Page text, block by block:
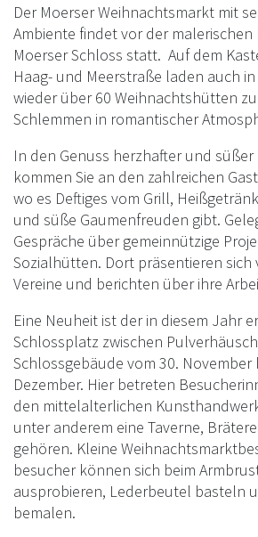
Der Moerser Weihnachtsmarkt mit
Ambiente findet vor der malerischen
Moerser Schloss statt. Auf dem
Haag- und Meerstraße laden auch
wieder über 60 Weihnachtshütten
Schlemmen in romantischer
In den Genuss herzhafter und
kommen Sie an den zahlreichen
wo es Deftiges vom Grill,
und süße Gaumenfreuden gibt.
Gespräche über gemeinnützige
Sozialhütten. Dort präsentieren sich
Vereine und berichten über ihre
Eine Neuheit ist der in diesem Jahr
Schlossplatz zwischen
Schlossgebäude vom 30. November
Dezember. Hier betreten
den mittelalterlichen
unter anderem eine Taverne,
gehören. Kleine
besucher können sich beim
ausprobieren, Lederbeutel basteln
bemalen.